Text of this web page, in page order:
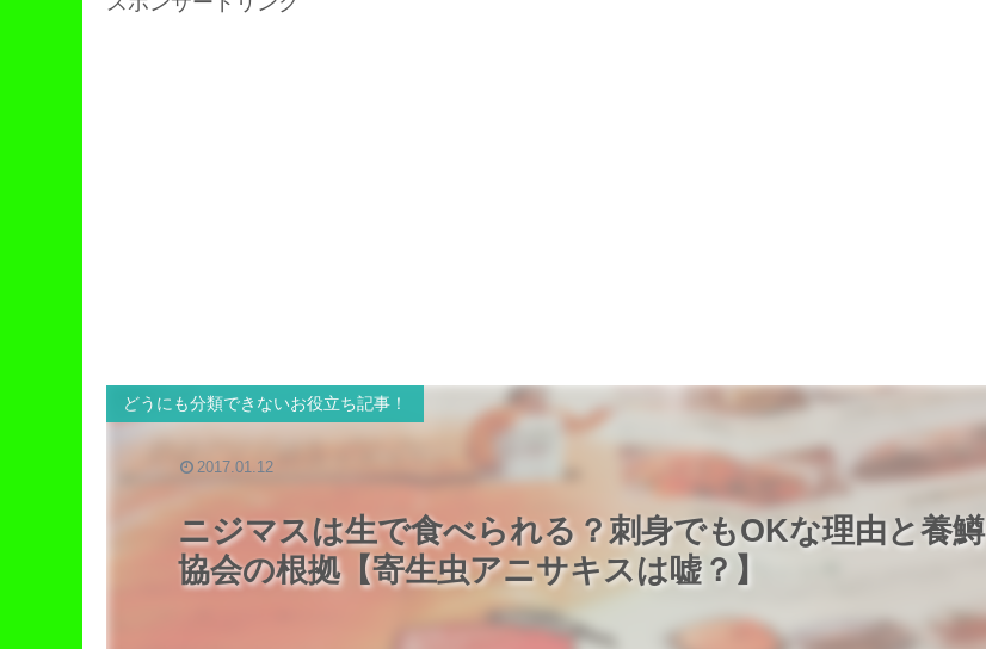
ニジマスは生で食べられる？刺身でもOKな理由と養鱒
協会の根拠【寄生虫アニサキスは嘘？】
どうにも分類できないお役立ち記事！
2017.01.12